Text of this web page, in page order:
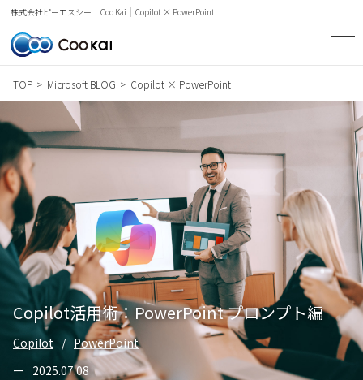
株式会社ピーエスシー Coo Kai Copilot × PowerPoint
TOP
SERVICE
NEWS & TOPICS
Microsoft BLOG
PRICE
CASE STUDY
WORDS
COMPANY
TOP Microsoft BLOG Copilot × PowerPoint
Copilot活用術：PowerPoint プロンプト編
Copilot
PowerPoint
2025.07.08